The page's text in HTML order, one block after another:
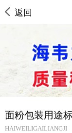
返回
面粉包装用途
HAIWEILIGAILIANGJI